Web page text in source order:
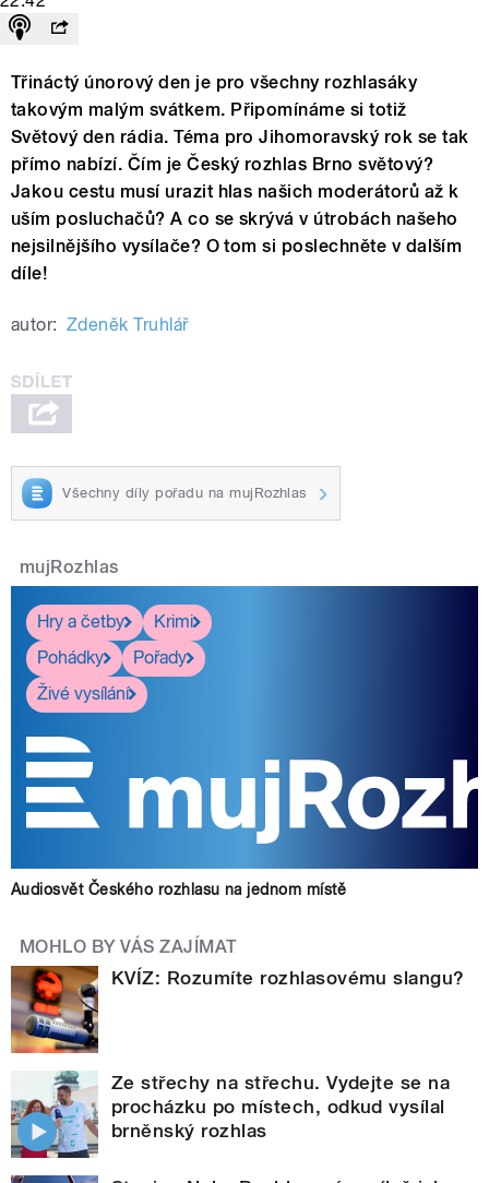
Třináctý únorový den je pro všechny rozhlasáky
takovým malým svátkem. Připomínáme si totiž
Světový den rádia. Téma pro Jihomoravský rok se tak
přímo nabízí. Čím je Český rozhlas Brno světový?
Jakou cestu musí urazit hlas našich moderátorů až k
uším posluchačů? A co se skrývá v útrobách našeho
nejsilnějšího vysílače? O tom si poslechněte v dalším
díle!
autor: Zdeněk Truhlář
Všechny díly pořadu na mujRozhlas
mujRozhlas
Hry a četby
Krimi
Pohádky
Pořady
Živé vysílání
Audiosvět Českého rozhlasu na jednom místě
MOHLO BY VÁS ZAJÍMAT
KVÍZ: Rozumíte rozhlasovému slangu?
Ze střechy na střechu. Vydejte se na
procházku po místech, odkud vysílal
brněnský rozhlas